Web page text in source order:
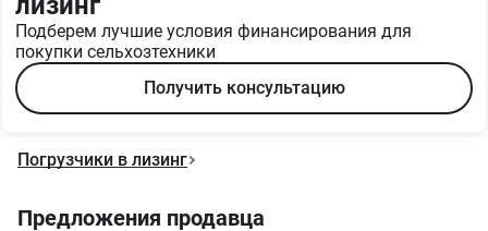
Подберем лучшие условия финансирования для
покупки сельхозтехники
Получить консультацию
Погрузчики в лизинг
Предложения продавца